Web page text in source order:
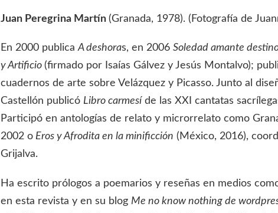
Juan Peregrina Martín (Granada, 1978). (Fotografía de
En 2000 publicaA deshoras, en 2006 Soledad amante
y Artificio (firmado por Isaías Gálvez y Jesús Montalvo);
cuadernos de arte sobre Velázquez y Picasso. Junto al
Castellón publicó Libro carmesí de las XXI cantatas
Participó en antologías de relato y microrrelato como
2002 o Eros y Afrodita en la minificción (México, 2016),
Grijalva.
Ha escrito prólogos a poemarios y reseñas en medios
en esta revista y en su blog Me no know nothing de